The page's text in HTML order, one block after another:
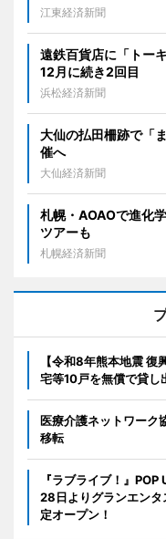
江東経済新聞
遠鉄百貨店に「トー
12月に続き2回目
浜松経済新聞
大仙の払田柵跡で「
催へ
大仙経済新聞
札幌・AOAOで進化
ツアーも
札幌経済新聞
【令和8年熊本地震
宅等10戸を無償で貸し
医療介護ネットワーク
移転
『ラブライブ！』
28日よりグランエンタ
定オープン！